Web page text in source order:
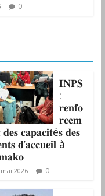
0
𝐈𝐍𝐏𝐒
:
𝐫𝐞𝐧𝐟𝐨
𝐫𝐜𝐞𝐦
𝐝𝐞𝐬 𝐜𝐚𝐩𝐚𝐜𝐢𝐭é𝐬 𝐝𝐞𝐬
𝐝’𝐚𝐜𝐜𝐮𝐞𝐢𝐥 à
2026 0